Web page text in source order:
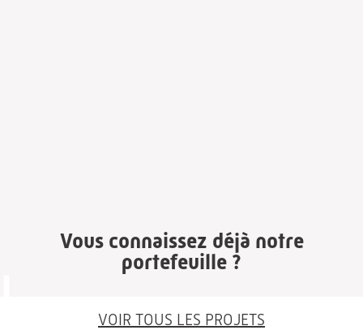
Vous connaissez déjà notre
portefeuille ?
VOIR TOUS LES PROJETS